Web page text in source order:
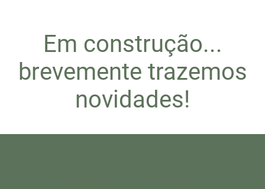
Em construção...
brevemente trazemos
novidades!